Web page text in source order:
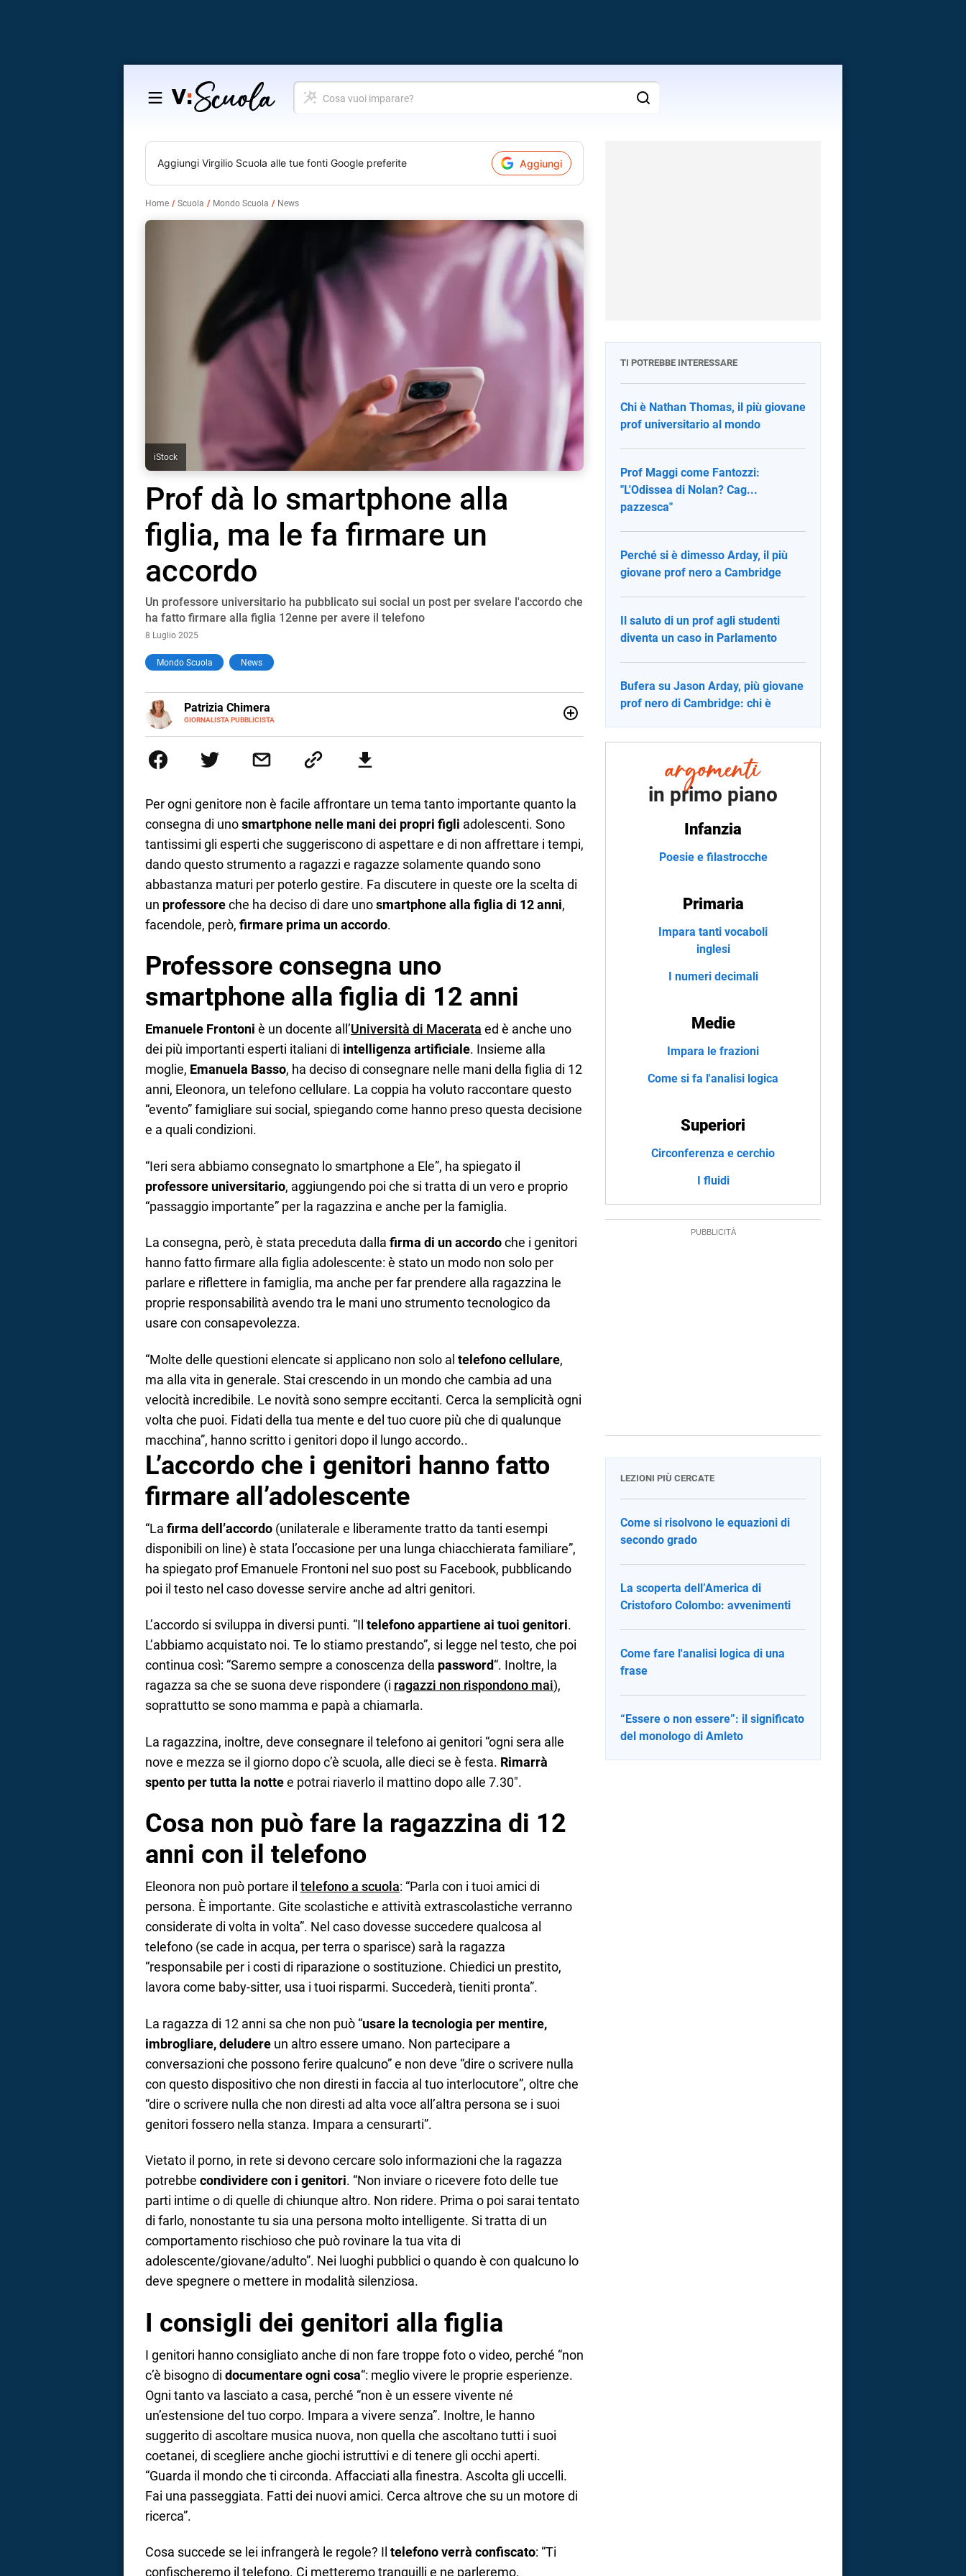
Salta
contenuto
Cosa
vuoi
Aggiungi Virgilio Scuola alle tue fonti Google preferite Aggiungi
Home Scuola Mondo Scuola News
iStock
Prof dà lo smartphone alla
figlia, ma le fa firmare un
accordo
Un professore universitario ha pubblicato sui social un post per svelare l'accordo che
ha fatto firmare alla figlia 12enne per avere il telefono
8 Luglio 2025
Mondo Scuola News
Patrizia Chimera
GIORNALISTA PUBBLICISTA
E-
MAIL
LINKEDIN
comunicazione specializzandosi nella scrittura di articoli sul mondo scolastico.
Per ogni genitore non è facile affrontare un tema tanto importante quanto la
consegna di unosmartphone nelle mani dei propri figli adolescenti. Sono
tantissimi gli esperti che suggeriscono di aspettare e di non affrettare i tempi,
dando questo strumento a ragazzi e ragazze solamente quando sono
abbastanza maturi per poterlo gestire. Fa discutere in queste ore la scelta di
un professoreche ha deciso di dare unosmartphone alla figlia di 12 anni,
facendole, però, firmare prima un accordo.
Professore consegna uno
smartphone alla figlia di 12 anni
Emanuele Frontoni è un docente all’Università di Macerata ed è anche uno
dei più importanti esperti italiani di intelligenza artificiale. Insieme alla
moglie, Emanuela Basso, ha deciso di consegnare nelle mani della figlia di 12
anni, Eleonora, un telefono cellulare. La coppia ha voluto raccontare questo
“evento” famigliare sui social, spiegando come hanno preso questa decisione
e a quali condizioni.
“Ieri sera abbiamo consegnato lo smartphone a Ele”, ha spiegato il
professore universitario, aggiungendo poi che si tratta di un vero e proprio
“passaggio importante” per la ragazzina e anche per la famiglia.
La consegna, però, è stata preceduta dalla firma di un accordoche i genitori
hanno fatto firmare alla figlia adolescente: è stato un modo non solo per
parlare e riflettere in famiglia, ma anche per far prendere alla ragazzina le
proprie responsabilità avendo tra le mani uno strumento tecnologico da
usare con consapevolezza.
“Molte delle questioni elencate si applicano non solo al telefono cellulare,
ma alla vita in generale. Stai crescendo in un mondo che cambia ad una
velocità incredibile. Le novità sono sempre eccitanti. Cerca la semplicità ogni
volta che puoi. Fidati della tua mente e del tuo cuore più che di qualunque
macchina”, hanno scritto i genitori dopo il lungo accordo..
L’accordo che i genitori hanno fatto
firmare all’adolescente
“La firma dell’accordo (unilaterale e liberamente tratto da tanti esempi
disponibili on line) è stata l’occasione per una lunga chiacchierata familiare”,
ha spiegato prof Emanuele Frontoni nel suo post su Facebook, pubblicando
poi il testo nel caso dovesse servire anche ad altri genitori.
L’accordo si sviluppa in diversi punti. “Il telefono appartiene ai tuoi genitori.
L’abbiamo acquistato noi. Te lo stiamo prestando”, si legge nel testo, che poi
continua così: “Saremo sempre a conoscenza della password“. Inoltre, la
ragazza sa che se suona deve rispondere (i ragazzi non rispondono mai),
soprattutto se sono mamma e papà a chiamarla.
La ragazzina, inoltre, deve consegnare il telefono ai genitori “ogni sera alle
nove e mezza se il giorno dopo c’è scuola, alle dieci se è festa. Rimarrà
spento per tutta la nottee potrai riaverlo il mattino dopo alle 7.30″.
Cosa non può fare la ragazzina di 12
anni con il telefono
Eleonora non può portare il telefono a scuola: “Parla con i tuoi amici di
persona. È importante. Gite scolastiche e attività extrascolastiche verranno
considerate di volta in volta”. Nel caso dovesse succedere qualcosa al
telefono (se cade in acqua, per terra o sparisce) sarà la ragazza
“responsabile per i costi di riparazione o sostituzione. Chiedici un prestito,
lavora come baby-sitter, usa i tuoi risparmi. Succederà, tieniti pronta”.
La ragazza di 12 anni sa che non può “usare la tecnologia per mentire,
imbrogliare, deludere un altro essere umano. Non partecipare a
conversazioni che possono ferire qualcuno” e non deve “dire o scrivere nulla
con questo dispositivo che non diresti in faccia al tuo interlocutore”, oltre che
“dire o scrivere nulla che non diresti ad alta voce all’altra persona se i suoi
genitori fossero nella stanza. Impara a censurarti”.
Vietato il porno, in rete si devono cercare solo informazioni che la ragazza
potrebbe condividere con i genitori. “Non inviare o ricevere foto delle tue
parti intime o di quelle di chiunque altro. Non ridere. Prima o poi sarai tentato
di farlo, nonostante tu sia una persona molto intelligente. Si tratta di un
comportamento rischioso che può rovinare la tua vita di
adolescente/giovane/adulto”. Nei luoghi pubblici o quando è con qualcuno lo
deve spegnere o mettere in modalità silenziosa.
I consigli dei genitori alla figlia
I genitori hanno consigliato anche di non fare troppe foto o video, perché “non
c’è bisogno di documentare ogni cosa“: meglio vivere le proprie esperienze.
Ogni tanto va lasciato a casa, perché “non è un essere vivente né
un’estensione del tuo corpo. Impara a vivere senza”. Inoltre, le hanno
suggerito di ascoltare musica nuova, non quella che ascoltano tutti i suoi
coetanei, di scegliere anche giochi istruttivi e di tenere gli occhi aperti.
“Guarda il mondo che ti circonda. Affacciati alla finestra. Ascolta gli uccelli.
Fai una passeggiata. Fatti dei nuovi amici. Cerca altrove che su un motore di
ricerca”.
Cosa succede se lei infrangerà le regole? Il telefono verrà confiscato: “Ti
confischeremo il telefono. Ci metteremo tranquilli e ne parleremo.
TI POTREBBE INTERESSARE
Chi è Nathan Thomas, il più giovane
prof universitario al mondo
Prof Maggi come Fantozzi:
"L'Odissea di Nolan? Cag...
pazzesca"
Perché si è dimesso Arday, il più
giovane prof nero a Cambridge
Il saluto di un prof agli studenti
diventa un caso in Parlamento
Bufera su Jason Arday, più giovane
prof nero di Cambridge: chi è
in primo piano
Infanzia
Poesie e filastrocche
Primaria
Impara tanti vocaboli
inglesi
I numeri decimali
Medie
Impara le frazioni
Come si fa l'analisi logica
Superiori
Circonferenza e cerchio
I fluidi
LEZIONI PIÙ CERCATE
Come si risolvono le equazioni di
secondo grado
La scoperta dell’America di
Cristoforo Colombo: avvenimenti
Come fare l'analisi logica di una
frase
“Essere o non essere”: il significato
del monologo di Amleto